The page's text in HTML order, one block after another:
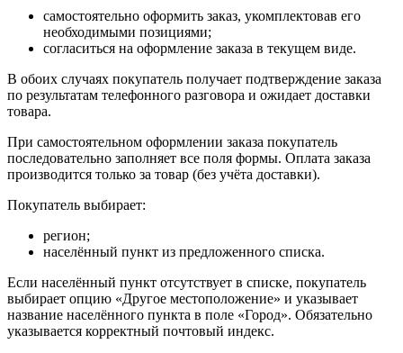
самостоятельно оформить заказ, укомплектовав его
необходимыми позициями;
согласиться на оформление заказа в текущем виде.
В обоих случаях покупатель получает подтверждение заказа
по результатам телефонного разговора и ожидает доставки
товара.
При самостоятельном оформлении заказа покупатель
последовательно заполняет все поля формы. Оплата заказа
производится только за товар (без учёта доставки).
Покупатель выбирает:
регион;
населённый пункт из предложенного списка.
Если населённый пункт отсутствует в списке, покупатель
выбирает опцию «Другое местоположение» и указывает
название населённого пункта в поле «Город». Обязательно
указывается корректный почтовый индекс.